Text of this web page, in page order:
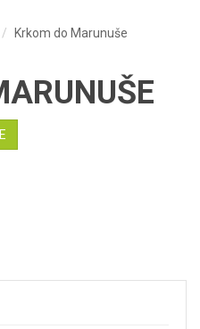
Krkom do Marunuše